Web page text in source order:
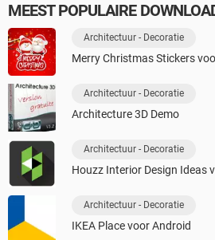
MEEST POPULAIRE
Architectuur - Decoratie
Merry Christmas Stickers
Architectuur - Decoratie
Architecture 3D Demo
Architectuur - Decoratie
Houzz Interior Design Ideas
Architectuur - Decoratie
IKEA Place voor Android